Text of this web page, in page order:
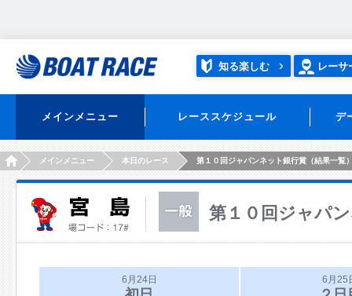
知る楽しむ レーサ
メインメニュー レーススケジュール デ
HOMEメインメニュー 本日のレース 第１０回ジャパンネット銀行賞（結果一覧
第１０回ジャパ
6月24日 6月25